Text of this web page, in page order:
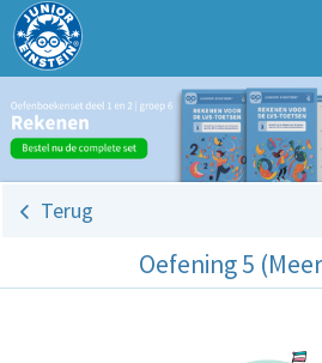
Terug
Oefening 5